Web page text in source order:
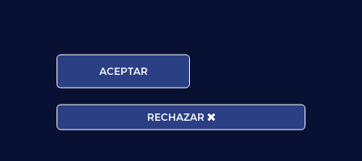
Leer más
ACEPTAR
RECHAZAR